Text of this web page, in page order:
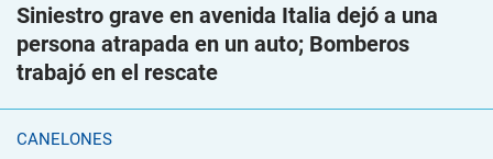
Siniestro grave en avenida Italia dejó a una
persona atrapada en un auto; Bomberos
trabajó en el rescate
CANELONES